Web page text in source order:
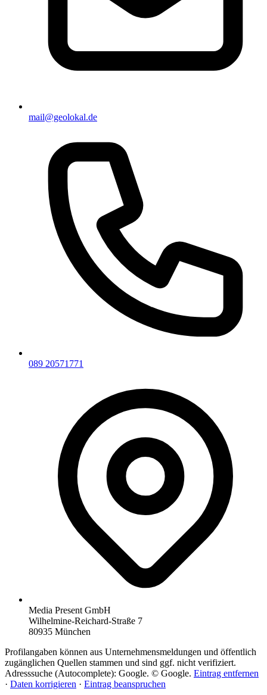
mail@geolokal.de
089 20571771
Media Present GmbH
Wilhelmine-Reichard-Straße 7
80935 München
Profilangaben können aus Unternehmensmeldungen und öffentlich
zugänglichen Quellen stammen und sind ggf. nicht verifiziert.
Adresssuche (Autocomplete): Google. © Google. Eintrag entfernen
· Daten korrigieren · Eintrag beanspruchen